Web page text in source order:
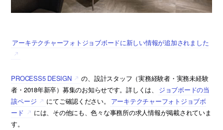
アーキテクチャーフォトジョブボードに新しい情報が追加されました
PROCESS5 DESIGN
の、設計スタッフ（実務経験者・実務未経験
者・2018年新卒）募集のお知らせです。詳しくは、
ジョブボードの当
該ページ
にてご確認ください。
アーキテクチャーフォトジョブボ
ード
には、その他にも、色々な事務所の求人情報が掲載されていま
す。